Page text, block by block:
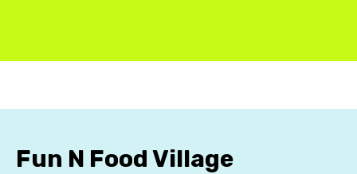
Fun N Food Village